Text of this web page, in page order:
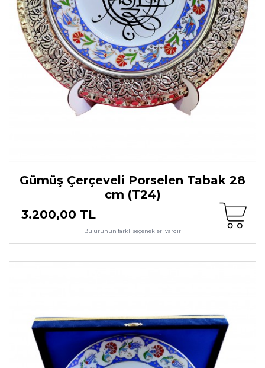
Gümüş Çerçeveli Porselen Tabak 28
cm (T24)
3.200,00 TL
Bu ürünün farklı seçenekleri vardır